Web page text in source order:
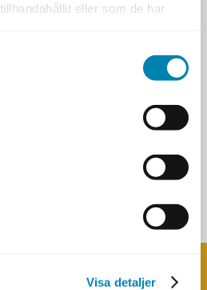
eller som de har
Visa detaljer